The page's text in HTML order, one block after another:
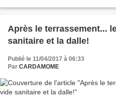
Après le terrassement...
sanitaire et la dalle!
Publié le 11/04/2017 à 06:33
Par CARDAMOME